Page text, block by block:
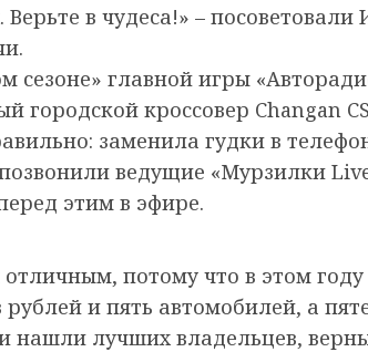
Верьте в чудеса!» –
сезоне» главной игры
городской кроссовер Changan
заменила гудки в
ведущие «Мурзилки
этим в эфире.
отличным, потому что в этом
и пять автомобилей, а
нашли лучших владельцев,